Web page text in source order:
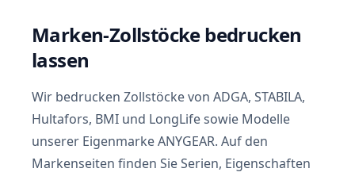
Marken-Zollstöcke bedrucken
lassen
Wir bedrucken Zollstöcke von ADGA, STABILA,
Hultafors, BMI und LongLife sowie Modelle
unserer Eigenmarke ANYGEAR. Auf den
Markenseiten finden Sie Serien, Eigenschaften